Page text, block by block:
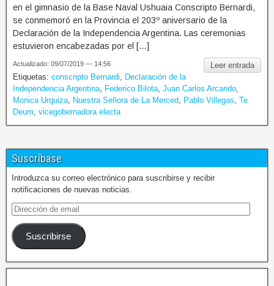
en el gimnasio de la Base Naval Ushuaia Conscripto Bernardi,
se conmemoró en la Provincia el 203º aniversario de la
Declaración de la Independencia Argentina. Las ceremonias
estuvieron encabezadas por el […]
Leer entrada
Actualizado: 09/07/2019 — 14:56
Etiquetas: conscripto Bernardi
Declaración de la
Independencia Argentina
Federico Bilota Juan Carlos Arcando
Monica Urquiza
Nuestra Señora de La Merced Pablo Villegas Te
Deum vicegobernadora electa
Suscríbase
Introduzca su correo electrónico para suscribirse y recibir
notificaciones de nuevas noticias.
Suscribirse